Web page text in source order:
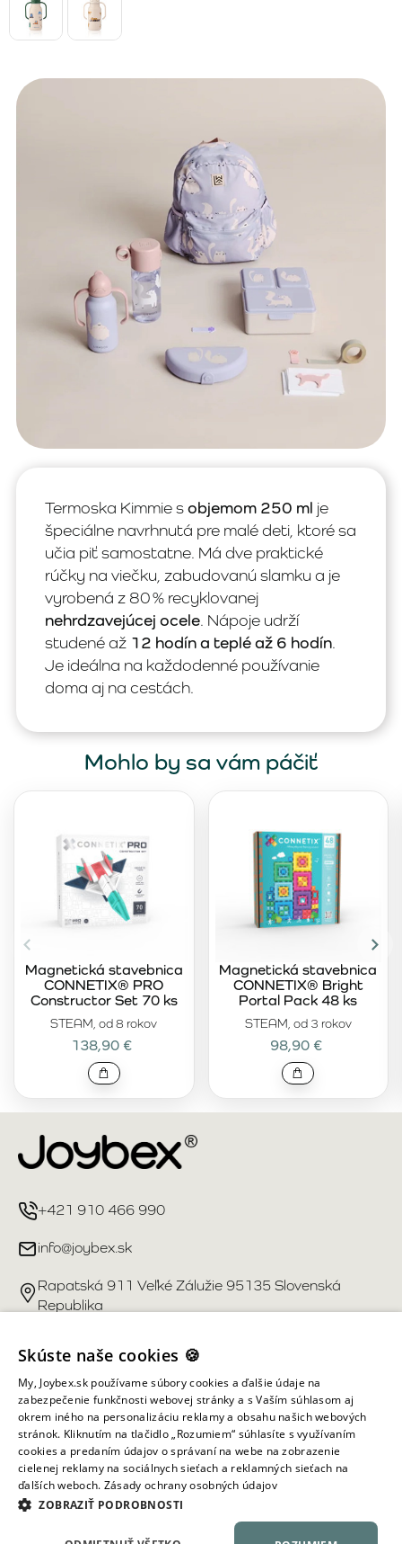
Termoska Kimmie sobjemom 250 ml je
špeciálne navrhnutá pre malé deti, ktoré sa
učia piť samostatne. Má dve praktické
rúčky na viečku, zabudovanú slamku a je
vyrobená z 80 % recyklovanej
nehrdzavejúcej ocele. Nápoje udrží
studené až 12 hodín a teplé až 6 hodín.
Je ideálna na každodenné používanie
doma aj na cestách.
Mohlo by sa vám páčiť
STEAM, od 8 rokov
Magnetická stavebnica
CONNETIX® PRO
Constructor Set 70 ks
138,90 €
STEAM, od 3 rokov
Magnetická stavebnica
CONNETIX® Bright
Portal Pack 48 ks
98,90 €
+421 910 466 990
info@joybex.sk
Rapatská 911 Veľké Zálužie 95135 Slovenská
Republika
Užitočné odkazy
Účet
Informácie obchodu
Všetky práva vyhradené ©
Skúste naše cookies 🍪
My, Joybex.sk používame súbory cookies a ďalšie údaje na
zabezpečenie funkčnosti webovej stránky a s Vaším súhlasom aj
okrem iného na personalizáciu reklamy a obsahu našich webových
stránok. Kliknutím na tlačidlo „Rozumiem“ súhlasíte s využívaním
cookies a predaním údajov o správaní na webe na zobrazenie
cielenej reklamy na sociálnych sieťach a reklamných sieťach na
ďalších weboch. Zásady ochrany osobných údajov
ZOBRAZIŤ PODROBNOSTI